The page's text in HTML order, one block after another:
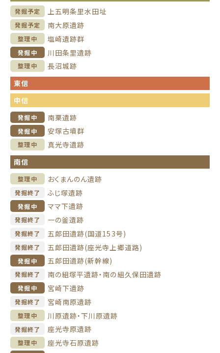
発掘予定 上五明条里水田址
発掘予定 南大原遺跡
整理中 塩崎遺跡群
発掘中 川田条里遺跡
整理中
長沼城跡
東信
中信
発掘中 南栗遺跡
発掘中 安塚古墳群
整理中
真光寺遺跡
南信
整理中 おくまんのん遺跡
発掘終了 ふじ塚遺跡
発掘中 ママ下遺跡
発掘終了 一の釜遺跡
発掘終了 五郎田遺跡(国道153号)
発掘終了 五郎田遺跡(座光寺上郷道路)
発掘中 五郎田遺跡(新幹線)
発掘終了 南の組塚平遺跡・南の組久保田遺跡
発掘中 宮崎下遺跡
発掘終了 宮崎南原遺跡
整理中 川原遺跡・下川原遺跡
発掘終了 座光寺原遺跡
整理中 座光寺石原遺跡